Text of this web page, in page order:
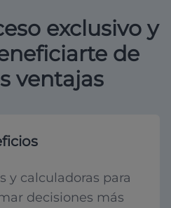
exclusivo y
de
ventajas
y calculadoras para
decisiones más